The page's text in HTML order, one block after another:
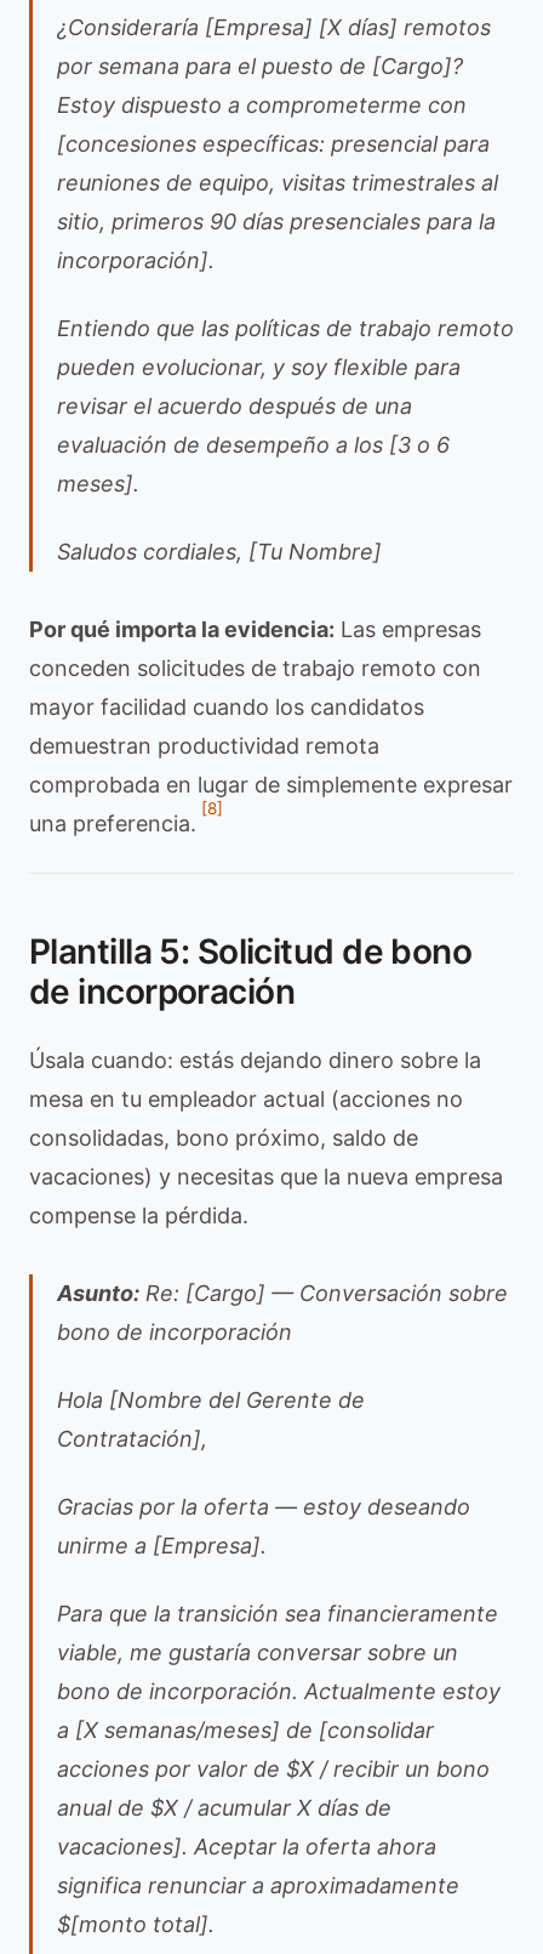
¿Consideraría [Empresa] [X días] remotos
por semana para el puesto de [Cargo]?
Estoy dispuesto a comprometerme con
[concesiones específicas: presencial para
reuniones de equipo, visitas trimestrales al
sitio, primeros 90 días presenciales para la
incorporación].
Entiendo que las políticas de trabajo remoto
pueden evolucionar, y soy flexible para
revisar el acuerdo después de una
evaluación de desempeño a los [3 o 6
meses].
Saludos cordiales, [Tu Nombre]
Por qué importa la evidencia: Las empresas
conceden solicitudes de trabajo remoto con
mayor facilidad cuando los candidatos
demuestran productividad remota
comprobada en lugar de simplemente expresar
una preferencia.
[8]
Plantilla 5: Solicitud de bono
de incorporación
Úsala cuando: estás dejando dinero sobre la
mesa en tu empleador actual (acciones no
consolidadas, bono próximo, saldo de
vacaciones) y necesitas que la nueva empresa
compense la pérdida.
Asunto: Re: [Cargo] — Conversación sobre
bono de incorporación
Hola [Nombre del Gerente de
Contratación],
Gracias por la oferta — estoy deseando
unirme a [Empresa].
Para que la transición sea financieramente
viable, me gustaría conversar sobre un
bono de incorporación. Actualmente estoy
a [X semanas/meses] de [consolidar
acciones por valor de $X / recibir un bono
anual de $X / acumular X días de
vacaciones]. Aceptar la oferta ahora
significa renunciar a aproximadamente
$[monto total].